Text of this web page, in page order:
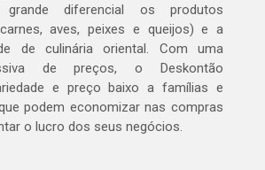
diferencial os produtos
aves, peixes e queijos) e a
de culinária oriental. Com uma
de preços, o Deskontão
e preço baixo a famílias e
podem economizar nas compras
o lucro dos seus negócios.